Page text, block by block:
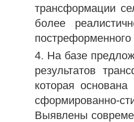
трансформации
более
постреформенного
4. На базе
результатов
которая
сформированно-
Выявлены